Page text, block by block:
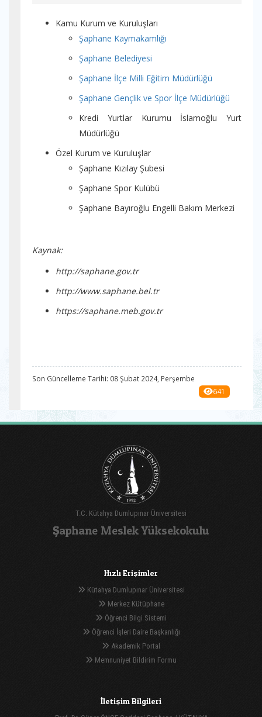
Kamu Kurum ve Kuruluşları
Şaphane Kaymakamlığı
Şaphane Belediyesi
Şaphane İlçe Milli Eğitim Müdürlüğü
Şaphane Gençlik ve Spor İlçe Müdürlüğü
Kredi Yurtlar Kurumu İslamoğlu Yurt
Müdürlüğü
Özel Kurum ve Kuruluşlar
Şaphane Kızılay Şubesi
Şaphane Spor Kulübü
Şaphane Bayıroğlu Engelli Bakım Merkezi
Kaynak:
http://saphane.gov.tr
http://www.saphane.bel.tr
https://saphane.meb.gov.tr
Son Güncelleme Tarihi: 08 Şubat 2024, Perşembe
641
T.C. Kütahya Dumlupınar Üniversitesi
Şaphane Meslek Yüksekokulu
Hızlı Erişimler
Kütahya Dumlupınar Üniversitesi
Merkez Kütüphane
Öğrenci Bilgi Sistemi
Öğrenci İşleri Daire Başkanlığı
Akademik Portal
Memnuniyet Bildirim Formu
İletişim Bilgileri